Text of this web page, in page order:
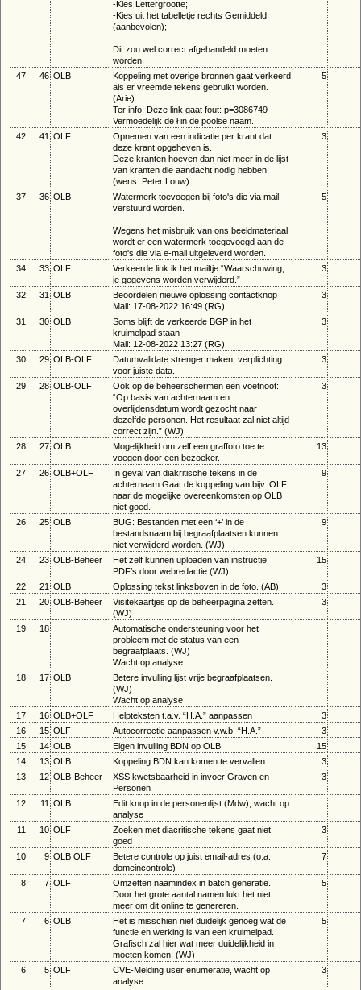
-Kies Lettergrootte;
-Kies uit het tabelletje rechts Gemiddeld
(aanbevolen);
Dit zou wel correct afgehandeld moeten
worden.
47
46 OLB
Koppeling met overige bronnen gaat verkeerd
als er vreemde tekens gebruikt worden.
(Arie)
Ter info. Deze link gaat fout: p=3086749
Vermoedelijk de ł in de poolse naam.
5
42 41 OLF
Opnemen van een indicatie per krant dat
deze krant opgeheven is.
Deze kranten hoeven dan niet meer in de lijst
van kranten die aandacht nodig hebben.
(wens: Peter Louw)
3
37 36 OLB
Watermerk toevoegen bij foto's die via mail
verstuurd worden.
Wegens het misbruik van ons beeldmateriaal
wordt er een watermerk toegevoegd aan de
foto's die via e-mail uitgeleverd worden.
5
34 33 OLF
Verkeerde link ik het mailtje “Waarschuwing,
je gegevens worden verwijderd.”
3
32 31 OLB
Beoordelen nieuwe oplossing contactknop
Mail: 17-08-2022 16:49 (RG)
3
31 30 OLB
Soms blijft de verkeerde BGP in het
kruimelpad staan
Mail: 12-08-2022 13:27 (RG)
3
30 29 OLB-OLF
Datumvalidate strenger maken, verplichting
voor juiste data.
3
29 28 OLB-OLF
Ook op de beheerschermen een voetnoot:
“Op basis van achternaam en
overlijdensdatum wordt gezocht naar
dezelfde personen. Het resultaat zal niet altijd
correct zijn.” (WJ)
3
28 27 OLB
Mogelijkheid om zelf een graffoto toe te
voegen door een bezoeker.
13
27 26 OLB+OLF
In geval van diakritische tekens in de
achternaam Gaat de koppeling van bijv. OLF
naar de mogelijke overeenkomsten op OLB
niet goed.
9
26 25 OLB
BUG: Bestanden met een ‘+’ in de
bestandsnaam bij begraafplaatsen kunnen
niet verwijderd worden. (WJ)
9
24 23 OLB-Beheer
Het zelf kunnen uploaden van instructie
PDF’s door webredactie (WJ)
15
22 21 OLB Oplossing tekst linksboven in de foto. (AB)
3
21
20 OLB-Beheer
Visitekaartjes op de beheerpagina zetten.
(WJ)
3
19 18
Automatische ondersteuning voor het
probleem met de status van een
begraafplaats. (WJ)
Wacht op analyse
18
17 OLB
Betere invulling lijst vrije begraafplaatsen.
(WJ)
Wacht op analyse
17
16 OLB+OLF Helpteksten t.a.v. “H.A.” aanpassen
3
16
15 OLF Autocorrectie aanpassen v.w.b. “H.A.”
3
15
14 OLB Eigen invulling BDN op OLB
15
14
13 OLB Koppeling BDN kan komen te vervallen
3
13
12 OLB-Beheer
XSS kwetsbaarheid in invoer Graven en
Personen
3
12 11 OLB
Edit knop in de personenlijst (Mdw), wacht op
analyse
11
10 OLF
Zoeken met diacritische tekens gaat niet
goed
3
10 9 OLB OLF
Betere controle op juist email-adres (o.a.
domeincontrole)
7
8 7 OLF
Omzetten naamindex in batch generatie.
Door het grote aantal namen lukt het niet
meer om dit online te genereren.
5
7 6 OLB
Het is misschien niet duidelijk genoeg wat de
functie en werking is van een kruimelpad.
Grafisch zal hier wat meer duidelijkheid in
moeten komen. (WJ)
5
6 5 OLF
CVE-Melding user enumeratie, wacht op
analyse
3